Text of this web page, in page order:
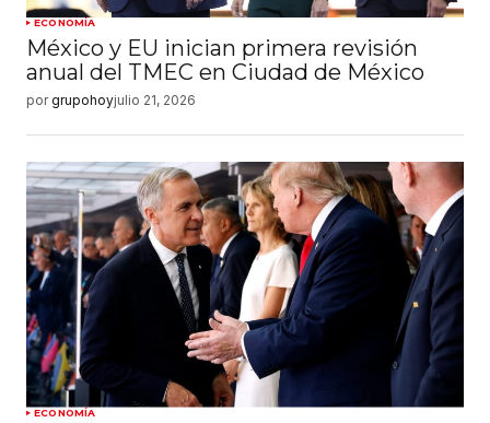
ECONOMÍA
México y EU inician primera revisión
anual del TMEC en Ciudad de México
por grupohoyjulio 21, 2026
ECONOMÍA